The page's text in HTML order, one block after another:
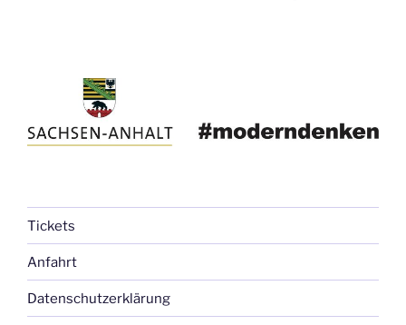
Tickets
Anfahrt
Datenschutzerklärung